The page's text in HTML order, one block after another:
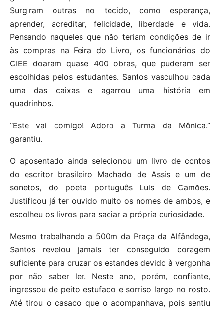
Surgiram outras no tecido, como esperança,
aprender, acreditar, felicidade, liberdade e vida.
Pensando naqueles que não teriam condições de ir
às compras na Feira do Livro, os funcionários do
CIEE doaram quase 400 obras, que puderam ser
escolhidas pelos estudantes. Santos vasculhou cada
uma das caixas e agarrou uma história em
quadrinhos.
“Este vai comigo! Adoro a Turma da Mônica.”
garantiu.
O aposentado ainda selecionou um livro de contos
do escritor brasileiro Machado de Assis e um de
sonetos, do poeta português Luis de Camões.
Justificou já ter ouvido muito os nomes de ambos, e
escolheu os livros para saciar a própria curiosidade.
Mesmo trabalhando a 500m da Praça da Alfândega,
Santos revelou jamais ter conseguido coragem
suficiente para cruzar os estandes devido à vergonha
por não saber ler. Neste ano, porém, confiante,
ingressou de peito estufado e sorriso largo no rosto.
Até tirou o casaco que o acompanhava, pois sentiu